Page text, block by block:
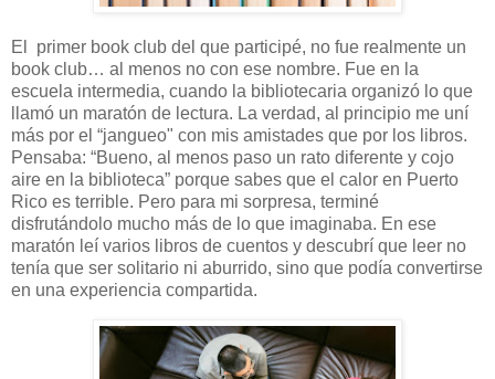
El primer book club del que participé, no fue realmente un
book club… al menos no con ese nombre. Fue en la
escuela intermedia, cuando la bibliotecaria organizó lo que
llamó un maratón de lectura. La verdad, al principio me uní
más por el “jangueo" con mis amistades que por los libros.
Pensaba: “Bueno, al menos paso un rato diferente y cojo
aire en la biblioteca” porque sabes que el calor en Puerto
Rico es terrible. Pero para mi sorpresa, terminé
disfrutándolo mucho más de lo que imaginaba. En ese
maratón leí varios libros de cuentos y descubrí que leer no
tenía que ser solitario ni aburrido, sino que podía convertirse
en una experiencia compartida.